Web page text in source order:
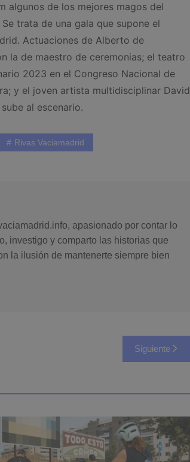
algunos de los mejores magos del
trata de una gala que supone el
Actuaciones de Alberto de
la de maestro de ceremonias; el teatro
2023 en el Congreso Nacional de
y el joven artista multidisciplinar David
al escenario.
Rivas Vaciamadrid
apasionado por contar lo
investigo y comparto las historias que
la ilusión de mantenerte siempre bien
Siguiente